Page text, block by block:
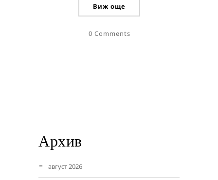
Виж още
0 Comments
Архив
август 2026